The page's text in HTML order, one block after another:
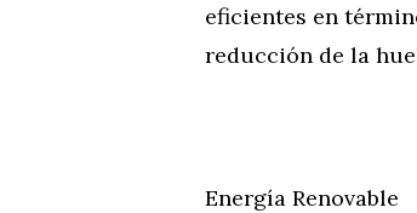
eficientes en
reducción de la
Energía Renovable